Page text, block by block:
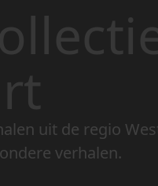
uit de regio
verhalen.